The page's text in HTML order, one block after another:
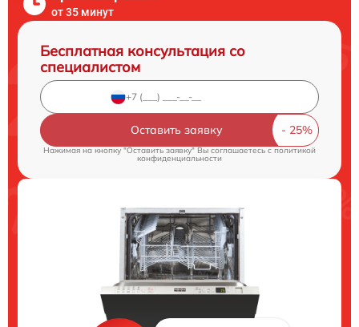
от 35 минут
Бесплатная консультация со
специалистом
Оставить заявку
Нажимая на кнопку "Оставить заявку" Вы соглашаетесь cполитикой
конфиденциальности